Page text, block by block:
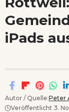
iPads
Autor / Quelle:Peter
Veröffentlicht 3.